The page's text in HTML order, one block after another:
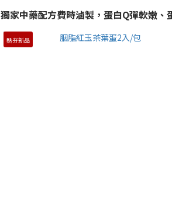
獨家中藥配方費時滷製，蛋白Q彈軟嫩、
熱夯新品